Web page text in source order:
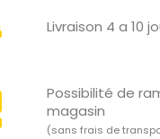
Livraison 4 a 10
Possibilité de
magasin
(sans frais de